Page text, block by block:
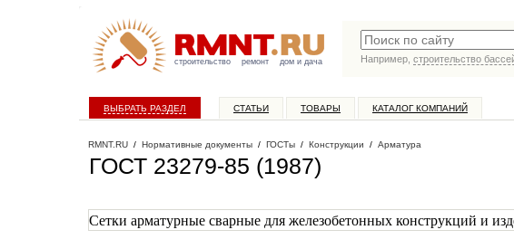
строительство ремонт дом и дача
Например, строительство
ВЫБРАТЬ РАЗДЕЛ СТАТЬИ ТОВАРЫ КАТАЛОГ КОМПАНИЙ
RMNT.RU / Нормативные документы / ГОСТы / Конструкции / Арматура
ГОСТ 23279-85 (1987)
Сетки арматурные сварные для железобетонных конструкций и